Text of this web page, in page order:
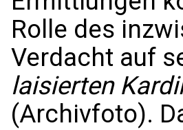
Rolle des
Verdacht auf
laisierten
(Archivfoto).